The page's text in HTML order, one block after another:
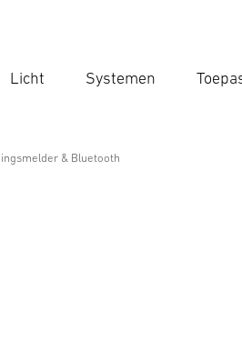
Licht Systemen
& Bluetooth
Veiligheids- en